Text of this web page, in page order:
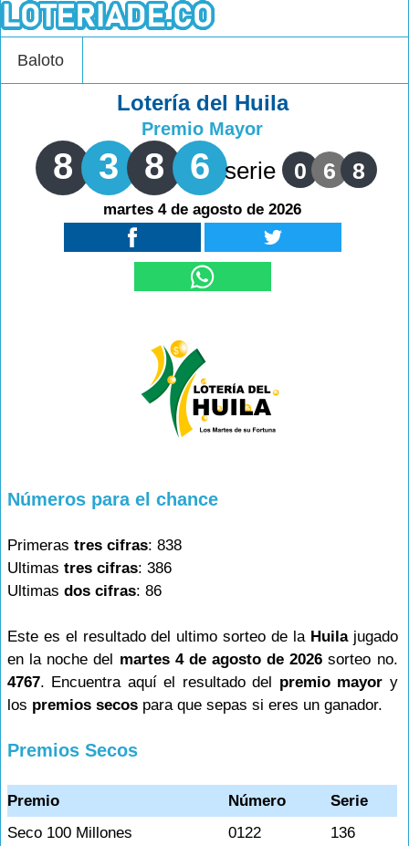
Baloto
Lotería del Huila
Premio Mayor
8 3 8 6 serie 0 6 8
martes 4 de agosto de 2026
Números para el chance
Primeras tres cifras: 838
Ultimas tres cifras: 386
Ultimas dos cifras: 86
Este es el resultado del ultimo sorteo de la Huilajugado
en la noche del martes 4 de agosto de 2026 sorteo no.
4767. Encuentra aquí el resultado del premio mayor y
los premios secos para que sepas si eres un ganador.
Premios Secos
Premio Número
Serie
Seco 100 Millones
0122
136